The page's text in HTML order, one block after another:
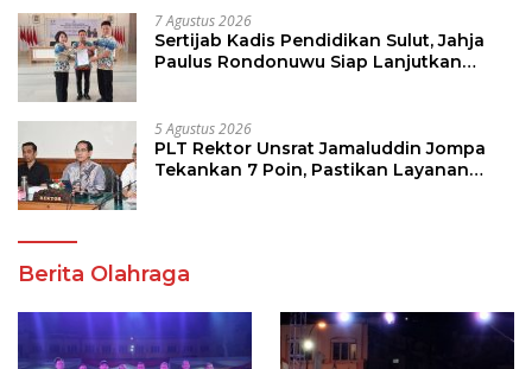
7 Agustus 2026
Sertijab Kadis Pendidikan Sulut, Jahja
Paulus Rondonuwu Siap Lanjutkan
5 Agustus 2026
PLT Rektor Unsrat Jamaluddin Jompa
Tekankan 7 Poin, Pastikan Layanan
Berita Olahraga